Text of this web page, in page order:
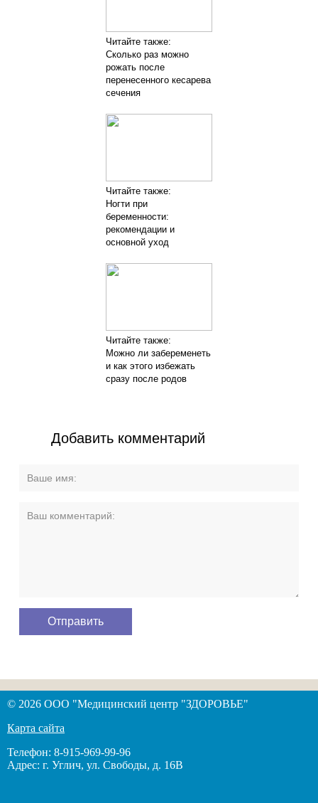
Читайте также:
Сколько раз можно
рожать после
перенесенного кесарева
сечения
Читайте также:
Ногти при
беременности:
рекомендации и
основной уход
Читайте также:
Можно ли забеременеть
и как этого избежать
сразу после родов
Добавить комментарий
© 2026 ООО "Медицинский центр "ЗДОРОВЬЕ"
Карта сайта
Телефон: 8-915-969-99-96
Адрес: г. Углич, ул. Свободы, д. 16В